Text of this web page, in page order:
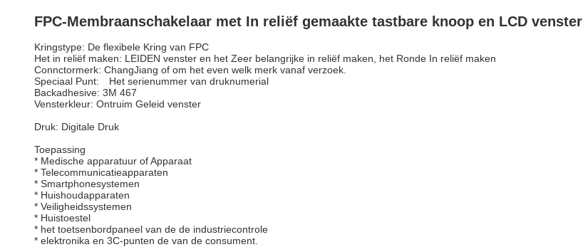
FPC-Membraanschakelaar met In reliëf gemaakte tastbare knoop en LCD venster
Kringstype: De flexibele Kring van FPC
Het in reliëf maken: LEIDEN venster en het Zeer belangrijke in reliëf maken, het Ronde In reliëf maken
Connctormerk: ChangJiang of om het even welk merk vanaf verzoek.
Speciaal Punt: Het serienummer van druknumerial
Backadhesive: 3M 467
Vensterkleur: Ontruim Geleid venster
Druk: Digitale Druk
Toepassing
* Medische apparatuur of Apparaat
* Telecommunicatieapparaten
* Smartphonesystemen
* Huishoudapparaten
* Veiligheidssystemen
* Huistoestel
* het toetsenbordpaneel van de de industriecontrole
* elektronika en 3C-punten de van de consument.